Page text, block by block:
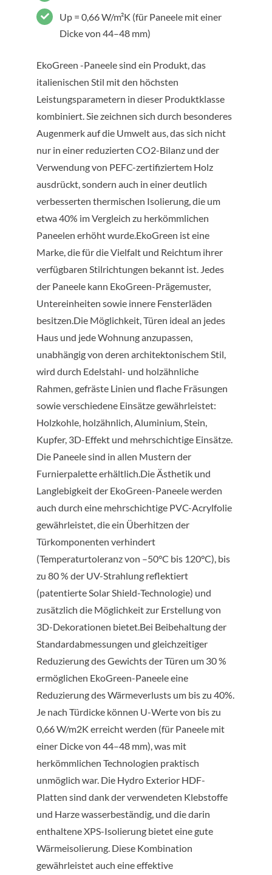
Up = 0,66 W/m²K (für Paneele mit einer
Dicke von 44–48 mm)
EkoGreen -Paneele sind ein Produkt, das
italienischen Stil mit den höchsten
Leistungsparametern in dieser Produktklasse
kombiniert. Sie zeichnen sich durch besonderes
Augenmerk auf die Umwelt aus, das sich nicht
nur in einer reduzierten CO2-Bilanz und der
Verwendung von PEFC-zertifiziertem Holz
ausdrückt, sondern auch in einer deutlich
verbesserten thermischen Isolierung, die um
etwa 40% im Vergleich zu herkömmlichen
Paneelen erhöht wurde.EkoGreen ist eine
Marke, die für die Vielfalt und Reichtum ihrer
verfügbaren Stilrichtungen bekannt ist. Jedes
der Paneele kann EkoGreen-Prägemuster,
Untereinheiten sowie innere Fensterläden
besitzen.Die Möglichkeit, Türen ideal an jedes
Haus und jede Wohnung anzupassen,
unabhängig von deren architektonischem Stil,
wird durch Edelstahl- und holzähnliche
Rahmen, gefräste Linien und flache Fräsungen
sowie verschiedene Einsätze gewährleistet:
Holzkohle, holzähnlich, Aluminium, Stein,
Kupfer, 3D-Effekt und mehrschichtige Einsätze.
Die Paneele sind in allen Mustern der
Furnierpalette erhältlich.Die Ästhetik und
Langlebigkeit der EkoGreen-Paneele werden
auch durch eine mehrschichtige PVC-Acrylfolie
gewährleistet, die ein Überhitzen der
Türkomponenten verhindert
(Temperaturtoleranz von –50°C bis 120°C), bis
zu 80 % der UV-Strahlung reflektiert
(patentierte Solar Shield-Technologie) und
zusätzlich die Möglichkeit zur Erstellung von
3D-Dekorationen bietet.Bei Beibehaltung der
Standardabmessungen und gleichzeitiger
Reduzierung des Gewichts der Türen um 30 %
ermöglichen EkoGreen-Paneele eine
Reduzierung des Wärmeverlusts um bis zu 40%.
Je nach Türdicke können U-Werte von bis zu
0,66 W/m2K erreicht werden (für Paneele mit
einer Dicke von 44–48 mm), was mit
herkömmlichen Technologien praktisch
unmöglich war. Die Hydro Exterior HDF-
Platten sind dank der verwendeten Klebstoffe
und Harze wasserbeständig, und die darin
enthaltene XPS-Isolierung bietet eine gute
Wärmeisolierung. Diese Kombination
gewährleistet auch eine effektive